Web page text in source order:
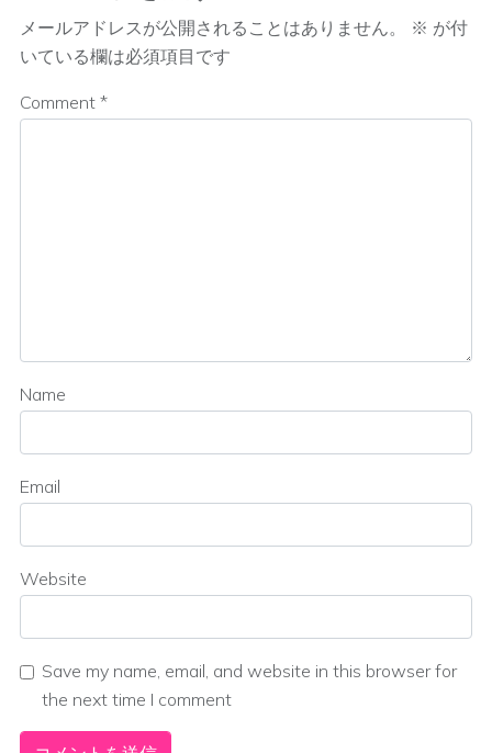
メールアドレスが公開されることはありません。 ※ が付
いている欄は必須項目です
Comment *
Name
Email
Website
Save my name, email, and website in this browser for
the next time I comment